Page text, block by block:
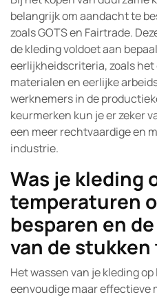
belangrijk om aandacht te
zoals GOTS en Fairtrade.
de kleding voldoet aan
eerlijkheidscriteria, zoals
materialen en eerlijke
werknemers in de
keurmerken kun je er zeker
een meer rechtvaardige en
industrie.
Was je kleding
temperaturen
besparen en
van de
Het wassen van je kleding
eenvoudige maar effectieve